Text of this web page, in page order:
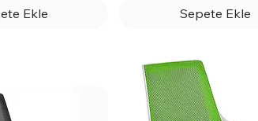
Ekle Sepete Ekle